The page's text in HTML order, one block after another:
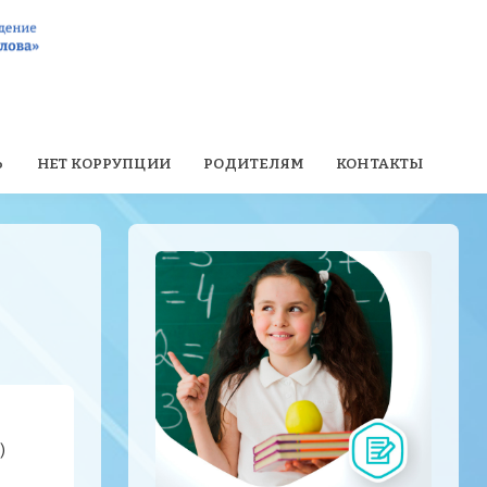
НЕТ КОРРУПЦИИ РОДИТЕЛЯМ КОНТАКТЫ